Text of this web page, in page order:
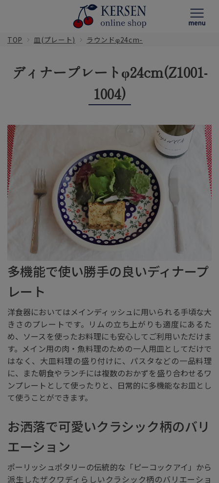
TOP 皿(プレート) ラウンドφ24cm-
ディナープレートφ24cm(Z1001-
1004)
多機能で使い勝手の良いディナープ
レート
洋食器においてはメインディッシュに用いられる手頃な大
きさのプレートです。リムの立ち上がりも適度にあるた
め、ソースを使ったお料理にも安心してご利用いただけま
す。メイン用の肉・魚料理のための一人用皿としてだけで
はなく、大皿料理の盛り付けに、パスタなどの一品料理
に、また朝食やランチには複数のおかずを盛り合わせるワ
ンプレートとして使ったりと、日常的に多機能なお皿とし
て使うことができます。
お洒落で可愛いクラシック柄のバリ
エーション
ポーリッシュポタリーの伝統的な「ピーコックアイ」から
派生したザクワディらしいクラシック柄のバリエーショ